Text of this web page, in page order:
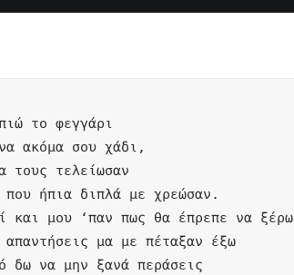
το φεγγάρι
ακόμα σου χάδι,
τους τελείωσαν
ήπια διπλά με χρεώσαν.
και μου ‘παν πως θα έπρεπε να
μα με πέταξαν έξω
δω να μην ξανά περάσεις